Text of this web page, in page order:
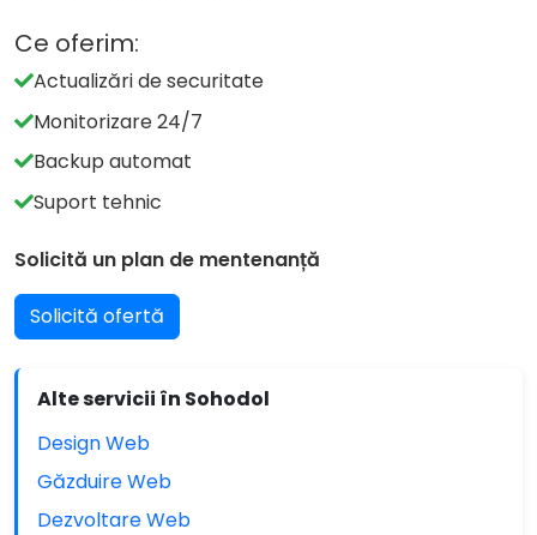
Ce oferim:
Actualizări de securitate
Monitorizare 24/7
Backup automat
Suport tehnic
Solicită un plan de mentenanță
Solicită ofertă
Alte servicii în Sohodol
Design Web
Găzduire Web
Dezvoltare Web